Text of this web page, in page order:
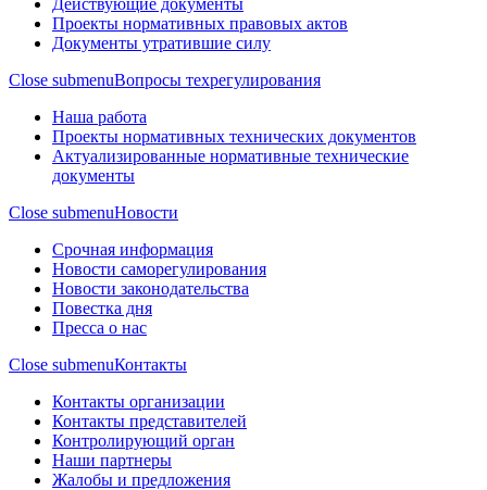
Действующие документы
Проекты нормативных правовых актов
Документы утратившие силу
Close submenuВопросы техрегулирования
Наша работа
Проекты нормативных технических документов
Актуализированные нормативные технические
документы
Close submenuНовости
Срочная информация
Новости саморегулирования
Новости законодательства
Повестка дня
Пресса о нас
Close submenuКонтакты
Контакты организации
Контакты представителей
Контролирующий орган
Наши партнеры
Жалобы и предложения